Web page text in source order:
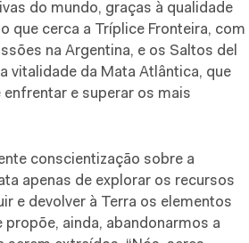
do mundo, graças à qualidade
que cerca a Tríplice Fronteira, com
na Argentina, e os Saltos del
vitalidade da Mata Atlântica, que
e superar os mais
conscientização sobre a
apenas de explorar os recursos
e devolver à Terra os elementos
ainda, abandonarmos a